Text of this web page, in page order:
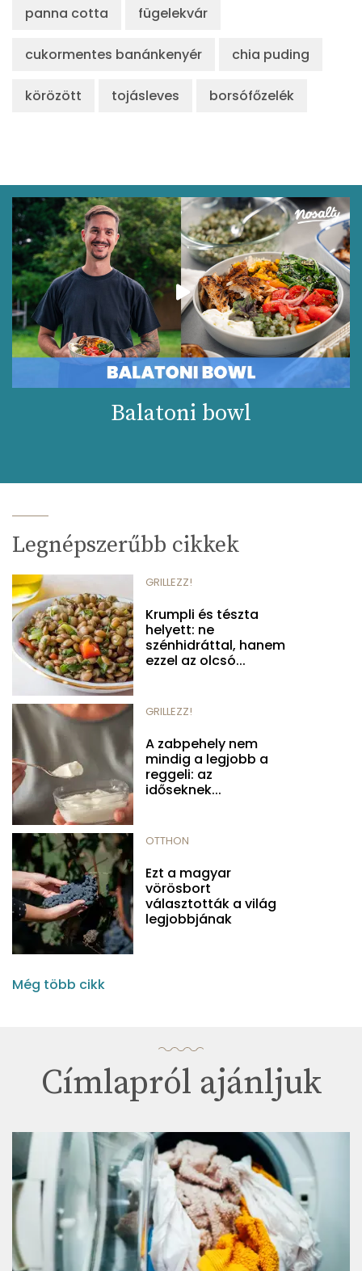
panna cotta fügelekvár
cukormentes banánkenyér chia puding
körözött tojásleves borsófőzelék
Balatoni bowl
Legnépszerűbb cikkek
GRILLEZZ!
Krumpli és tészta
helyett: ne
szénhidráttal, hanem
ezzel az olcsó...
GRILLEZZ!
A zabpehely nem
mindig a legjobb a
reggeli: az
időseknek...
OTTHON
Ezt a magyar
vörösbort
választották a világ
legjobbjának
Még több cikk
Címlapról ajánljuk